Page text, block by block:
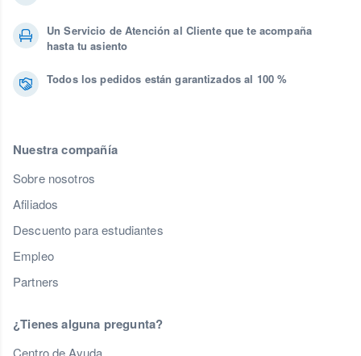
Un Servicio de Atención al Cliente que te acompaña
hasta tu asiento
Todos los pedidos están garantizados al 100 %
Nuestra compañía
Sobre nosotros
Afiliados
Descuento para estudiantes
Empleo
Partners
¿Tienes alguna pregunta?
Centro de Ayuda